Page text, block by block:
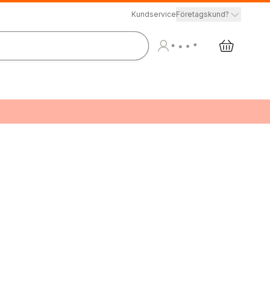
KundserviceFöretagskund?